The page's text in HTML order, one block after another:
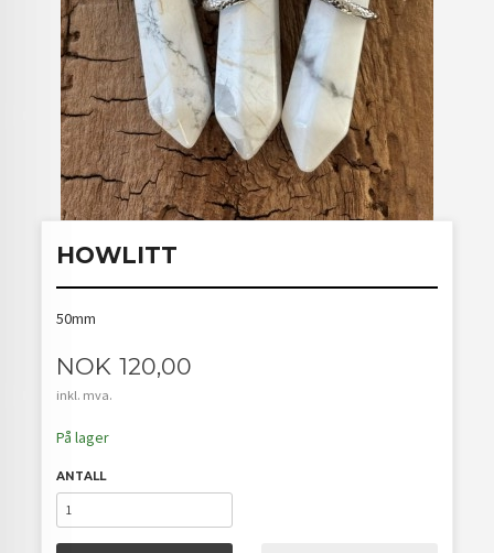
HOWLITT
50mm
Pris
NOK 120,00
inkl. mva.
På lager
ANTALL